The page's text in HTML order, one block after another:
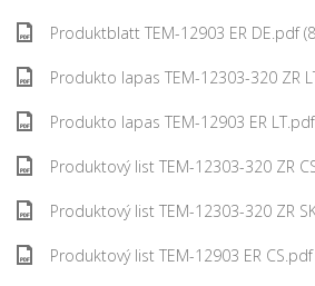
Produktblatt TEM-12903 ER DE.pdf
Produkto lapas TEM-12303-320 ZR
Produkto lapas TEM-12903 ER
Produktový list TEM-12303-320 ZR
Produktový list TEM-12303-320 ZR
Produktový list TEM-12903 ER CS.pdf